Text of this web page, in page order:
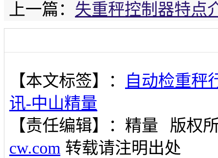
上一篇： 失重秤控制器特点
【本文标签】：
自动检重秤
讯-中山精量
【责任编辑】： 精量
版权
cw.com 转载请注明出处